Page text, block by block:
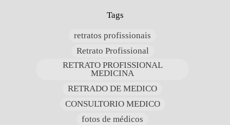
Tags
retratos profissionais
Retrato Profissional
RETRATO PROFISSIONAL
MEDICINA
RETRADO DE MEDICO
CONSULTORIO MEDICO
fotos de médicos